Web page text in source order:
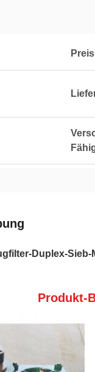
Preis
Duplex-Sieb-
Produkt-